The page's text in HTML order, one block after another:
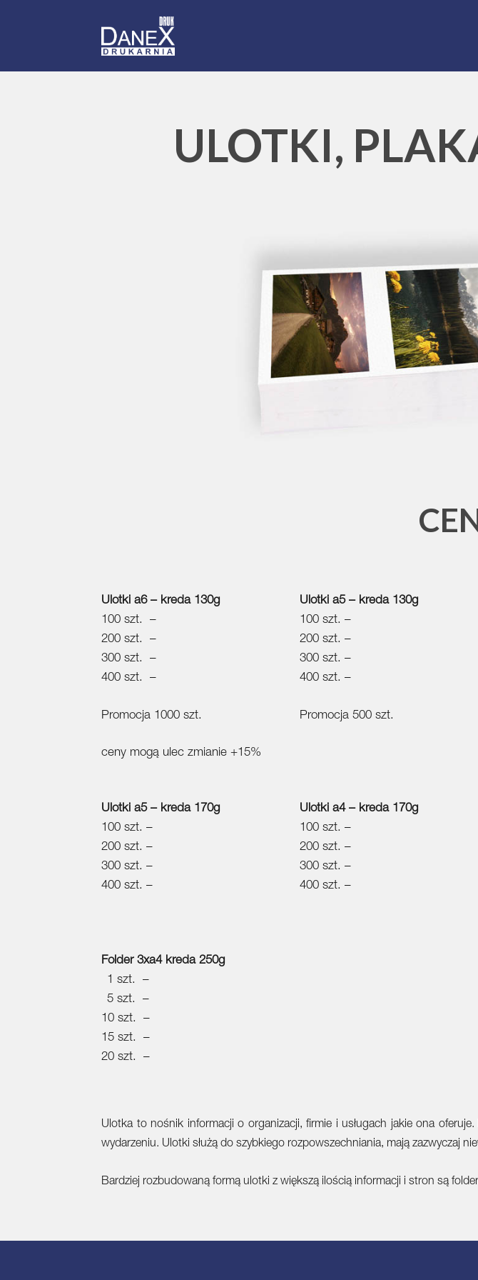
ULOTKI,
Ulotki a6 – kreda 130g
100 szt. –
200 szt. –
300 szt. –
400 szt. –
Promocja 1000 szt.
ceny mogą ulec zmianie +15%
Ulotki a5 – kreda 130g
100 szt. –
200 szt. –
300 szt. –
400 szt. –
Promocja 500 szt.
Ulotki a5 – kreda 170g
100 szt. –
200 szt. –
300 szt. –
400 szt. –
Ulotki a4 – kreda 170g
100 szt. –
200 szt. –
300 szt. –
400 szt. –
Folder 3xa4 kreda 250g
1 szt. –
5 szt. –
10 szt. –
15 szt. –
20 szt. –
Ulotka to nośnik informacji o organizacji, firmie i usługach jakie ona
wydarzeniu. Ulotki służą do szybkiego rozpowszechniania, mają zazwyczaj
Bardziej rozbudowaną formą ulotki z większą ilością informacji i stron są